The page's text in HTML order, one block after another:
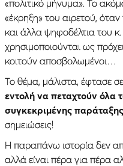
«πολιτικό μήνυμα». Το
«έκρηξη» του αιρετού,
και άλλα ψηφοδέλτια του
χρησιμοποιούνται ως
κοιτούν αποσβολωμένοι…
Το θέμα, μάλιστα, έφτασε
εντολή να πεταχτούν όλα
συγκεκριμένης παράταξης
σημειώσεις!
Η παραπάνω ιστορία δεν
αλλά είναι πέρα για πέρα